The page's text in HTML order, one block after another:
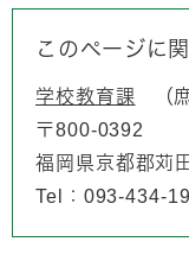
このページに
学校教育課
〒800-0392
福岡県京都郡苅
Tel：093-434-